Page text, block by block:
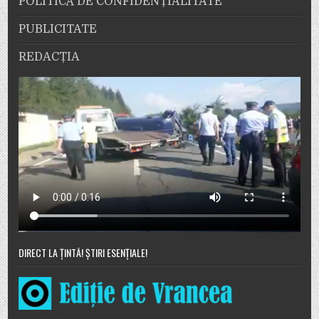
PUBLICITATE
REDACȚIA
DIRECT LA ȚINTĂ! ȘTIRI ESENȚIALE!